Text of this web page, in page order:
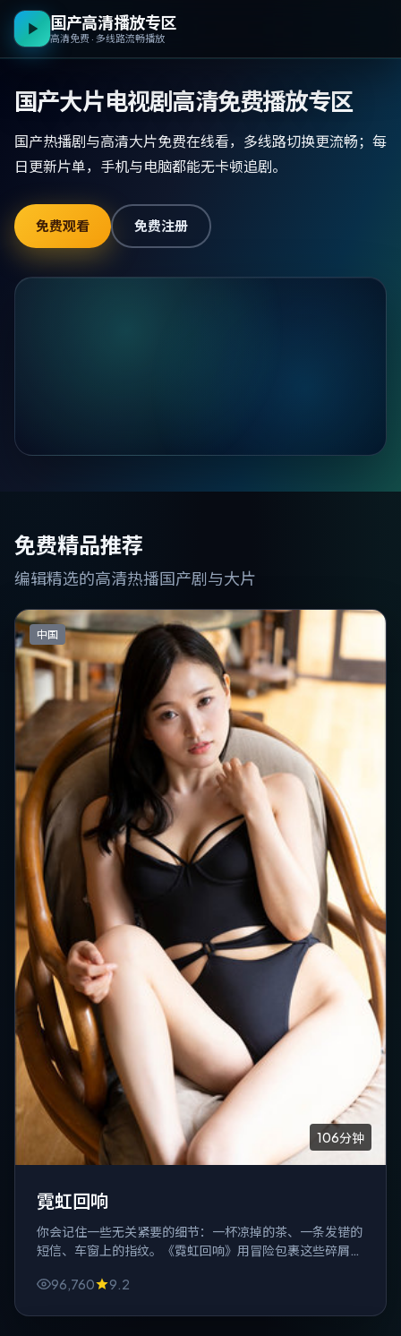
国产高清播放专区
高清免费 · 多线路流畅播放
国产大片电视剧高清免费播放专区
国产热播剧与高清大片免费在线看，多线路切换更流畅；每
日更新片单，手机与电脑都能无卡顿追剧。
免费观看 免费注册
免费精品推荐
编辑精选的高清热播国产剧与大片
中国
106分钟
霓虹回响
你会记住一些无关紧要的细节：一杯凉掉的茶、一条发错的
短信、车窗上的指纹。《霓虹回响》用冒险包裹这些碎屑，
96,760
9.2